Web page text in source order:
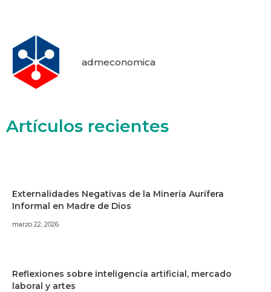
admeconomica
Artículos recientes
Externalidades Negativas de la Minería Aurífera
Informal en Madre de Dios
marzo 22, 2026
Reflexiones sobre inteligencia artificial, mercado
laboral y artes